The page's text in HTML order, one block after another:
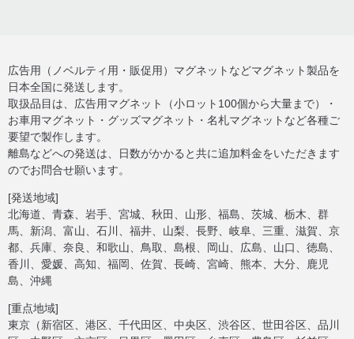
広告用（ノベルティ用・販促用）マグネットなどマグネット製品を
日本全国に発送します。
取扱品目は、広告用マグネット（小ロット100個から大量まで）・
お車用マグネット・グッズマグネット・名札マグネットなど各種ご
要望で製作します。
離島などへの発送は、日数がかかると共に追加料金をいただきます
のでお問合せ願います。
[発送地域]
北海道、青森、岩手、宮城、秋田、山形、福島、茨城、栃木、群
馬、新潟、富山、石川、福井、山梨、長野、岐阜、三重、滋賀、京
都、兵庫、奈良、和歌山、鳥取、島根、岡山、広島、山口、徳島、
香川、愛媛、高知、福岡、佐賀、長崎、宮崎、熊本、大分、鹿児
島、沖縄
[重点地域]
東京（新宿区、港区、千代田区、中央区、渋谷区、世田谷区、品川